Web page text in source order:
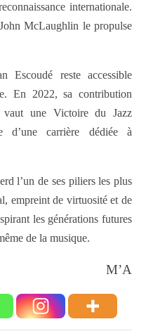
internationale.
McLaughlin le propulse
Escoudé reste accessible
En 2022, sa contribution
une Victoire du Jazz
d’une carrière dédiée à
l’un de ses piliers les plus
empreint de virtuosité et de
les générations futures
de la musique.
M’A